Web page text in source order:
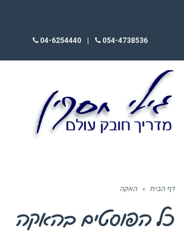
054-4738536
04-6254440
דף הבית » האקה
כל הפוסטים בהאקה